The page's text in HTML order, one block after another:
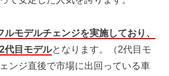
モデルチェンジを実施しており、
代目モデルとなります。（2代目モ
ンジ直後で市場に出回っている車